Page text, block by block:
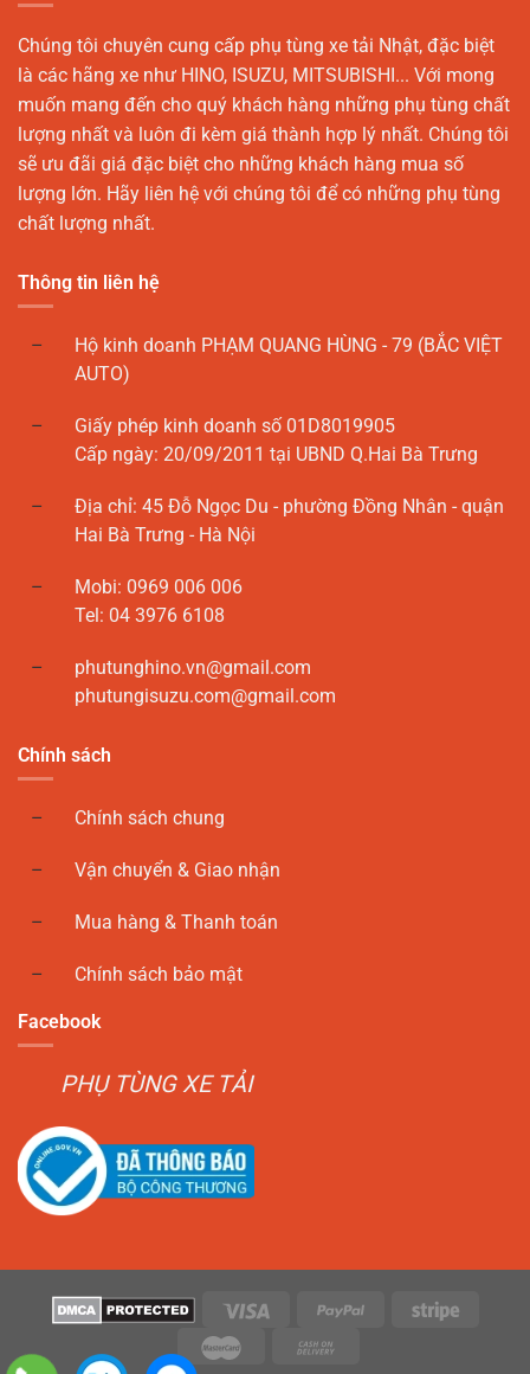
Chúng tôi chuyên cung cấp phụ tùng xe tải Nhật, đặc biệt
là các hãng xe như HINO, ISUZU, MITSUBISHI... Với mong
muốn mang đến cho quý khách hàng những phụ tùng chất
lượng nhất và luôn đi kèm giá thành hợp lý nhất. Chúng tôi
sẽ ưu đãi giá đặc biệt cho những khách hàng mua số
lượng lớn. Hãy liên hệ với chúng tôi để có những phụ tùng
chất lượng nhất.
Thông tin liên hệ
Hộ kinh doanh PHẠM QUANG HÙNG - 79 (BẮC VIỆT
AUTO)
Giấy phép kinh doanh số 01D8019905
Cấp ngày: 20/09/2011 tại UBND Q.Hai Bà Trưng
Địa chỉ: 45 Đỗ Ngọc Du - phường Đồng Nhân - quận
Hai Bà Trưng - Hà Nội
Mobi: 0969 006 006
Tel: 04 3976 6108
phutunghino.vn@gmail.com
phutungisuzu.com@gmail.com
Chính sách
Chính sách chung
Vận chuyển & Giao nhận
Mua hàng & Thanh toán
Chính sách bảo mật
Facebook
PHỤ TÙNG XE TẢI